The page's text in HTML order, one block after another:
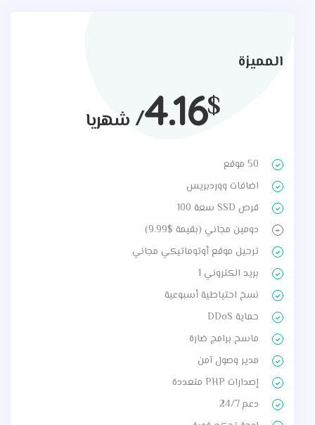
المميزة
$
4.16
/ شهريا
50 موقع
اضافات ووردبريس
قرص SSD سعة 100
دومين مجاني (بقيمة $9.99)
ترحيل موقع أوتوماتيكي مجاني
بريد الكتروني 1
نسخ احتياطية أسبوعية
حماية DDoS
ماسح برامج ضارة
مدير وصول آمن
إصدارات PHP متعددة
دعم 24/7